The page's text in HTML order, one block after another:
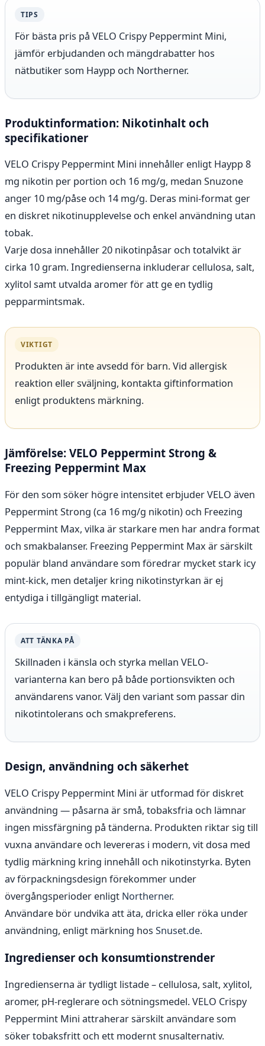
TIPS
För bästa pris på VELO Crispy Peppermint Mini,
jämför erbjudanden och mängdrabatter hos
nätbutiker som Haypp och Northerner.
Produktinformation: Nikotinhalt och
specifikationer
VELO Crispy Peppermint Mini innehåller enligt Haypp 8
mg nikotin per portion och 16 mg/g, medan Snuzone
anger 10 mg/påse och 14 mg/g. Deras mini-format ger
en diskret nikotinupplevelse och enkel användning utan
tobak.
Varje dosa innehåller 20 nikotinpåsar och totalvikt är
cirka 10 gram. Ingredienserna inkluderar cellulosa, salt,
xylitol samt utvalda aromer för att ge en tydlig
pepparmintsmak.
VIKTIGT
Produkten är inte avsedd för barn. Vid allergisk
reaktion eller sväljning, kontakta giftinformation
enligt produktens märkning.
Jämförelse: VELO Peppermint Strong &
Freezing Peppermint Max
För den som söker högre intensitet erbjuder VELO även
Peppermint Strong (ca 16 mg/g nikotin) och Freezing
Peppermint Max, vilka är starkare men har andra format
och smakbalanser. Freezing Peppermint Max är särskilt
populär bland användare som föredrar mycket stark icy
mint-kick, men detaljer kring nikotinstyrkan är ej
entydiga i tillgängligt material.
ATT TÄNKA PÅ
Skillnaden i känsla och styrka mellan VELO-
varianterna kan bero på både portionsvikten och
användarens vanor. Välj den variant som passar din
nikotintolerans och smakpreferens.
Design, användning och säkerhet
VELO Crispy Peppermint Mini är utformad för diskret
användning — påsarna är små, tobaksfria och lämnar
ingen missfärgning på tänderna. Produkten riktar sig till
vuxna användare och levereras i modern, vit dosa med
tydlig märkning kring innehåll och nikotinstyrka. Byten
av förpackningsdesign förekommer under
övergångsperioder enligt Northerner.
Användare bör undvika att äta, dricka eller röka under
användning, enligt märkning hos Snuset.de.
Ingredienser och konsumtionstrender
Ingredienserna är tydligt listade – cellulosa, salt, xylitol,
aromer, pH-reglerare och sötningsmedel. VELO Crispy
Peppermint Mini attraherar särskilt användare som
söker tobaksfritt och ett modernt snusalternativ.